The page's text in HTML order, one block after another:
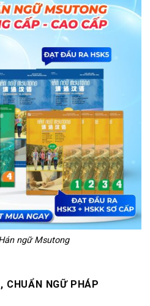
ngữ Msutong
CHUẨN NGỮ PHÁP